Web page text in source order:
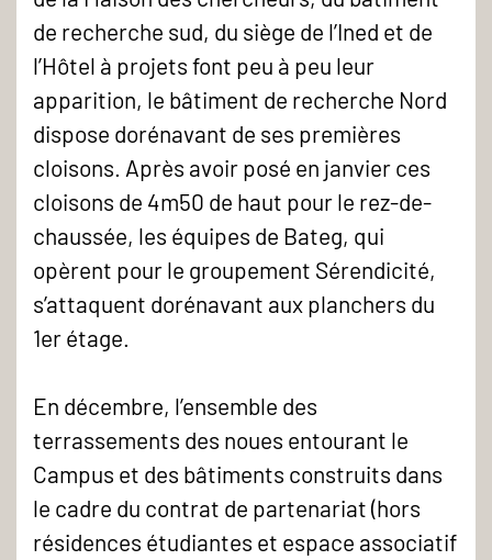
de recherche sud, du siège de l’Ined et de
l’Hôtel à projets font peu à peu leur
apparition, le bâtiment de recherche Nord
dispose dorénavant de ses premières
cloisons. Après avoir posé en janvier ces
cloisons de 4m50 de haut pour le rez-de-
chaussée, les équipes de Bateg, qui
opèrent pour le groupement Sérendicité,
s’attaquent dorénavant aux planchers du
1er étage.
En décembre, l’ensemble des
terrassements des noues entourant le
Campus et des bâtiments construits dans
le cadre du contrat de partenariat (hors
résidences étudiantes et espace associatif